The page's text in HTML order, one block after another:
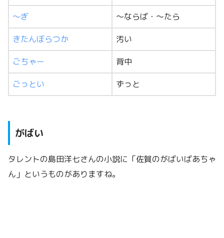
～ぎ ～ならば・～たら
きたんぼらつか 汚い
ごちゃー 背中
ごっとい ずっと
がばい
タレントの島田洋七さんの小説に「佐賀のがばいばあちゃ
ん」というものがありますね。